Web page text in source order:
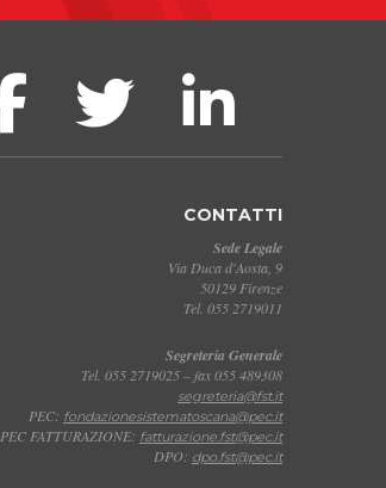
CONTATTI
Sede Legale
Via Duca d'Aosta, 9
50129 Firenze
Tel. 055 2719011
Segreteria Generale
Tel. 055 2719025 – fax 055 489308
segreteria@fst.it
PEC: fondazionesistematoscana@pec.it
PEC FATTURAZIONE: fatturazione.fst@pec.it
DPO: dpo.fst@pec.it